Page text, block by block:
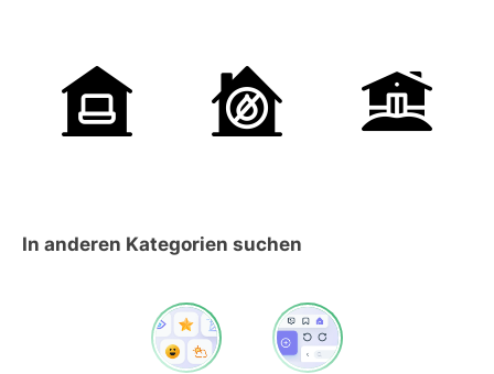
In anderen Kategorien suchen